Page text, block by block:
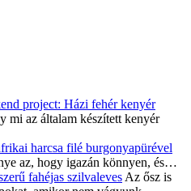
project: Házi fehér kenyér
mi az általam készített kenyér
harcsa filé burgonyapürével
az, hogy igazán könnyen, és…
fahéjas szilvaleves Az ősz is